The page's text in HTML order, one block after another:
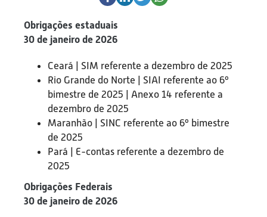
Obrigações estaduais
30 de janeiro de 2026
Ceará | SIM referente a dezembro de 2025
Rio Grande do Norte | SIAI referente ao 6º
bimestre de 2025 | Anexo 14 referente a
dezembro de 2025
Maranhão | SINC referente ao 6º bimestre
de 2025
Pará | E-contas referente a dezembro de
2025
Obrigações Federais
30 de janeiro de 2026